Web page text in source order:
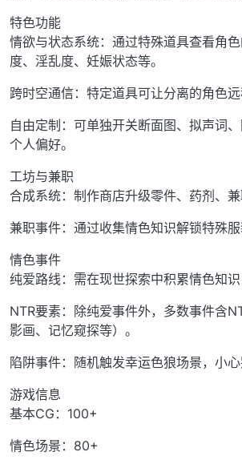
特色功能
情欲与状态系统：通过特殊道具查看角
度、淫乱度、妊娠状态等。
跨时空通信：特定道具可让分离的角色远
自由定制：可单独开关断面图、拟声词
个人偏好。
工坊与兼职
合成系统：制作商店升级零件、药剂、兼
兼职事件：通过收集情色知识解锁特殊服
情色事件
纯爱路线：需在现世探索中积累情色知识
NTR要素：除纯爱事件外，多数事件含
影画、记忆窥探等）。
陷阱事件：随机触发幸运色狼场景，小心
游戏信息
基本CG：100+
情色场景：80+